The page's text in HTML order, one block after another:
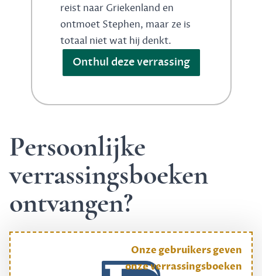
reist naar Griekenland en
ontmoet Stephen, maar ze is
totaal niet wat hij denkt.
Onthul deze verrassing
Persoonlijke
verrassingsboeken
ontvangen?
Onze gebruikers geven
onze verrassingsboeken